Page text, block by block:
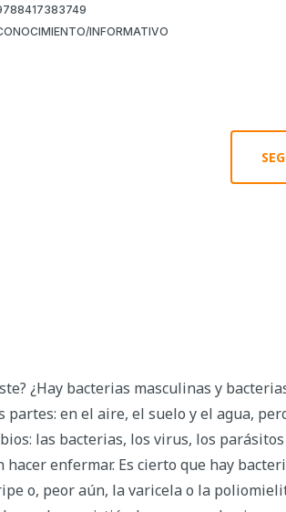
INFORMATIVO
¿Hay bacterias masculinas y
en el aire, el suelo y el agua,
las bacterias, los virus, los parásitos
enfermar. Es cierto que hay
o, peor aún, la varicela o la